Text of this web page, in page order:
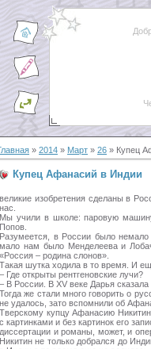
» 2014 » Март » 26 » Купец
Купец Афанасий в Индии
великие изобретения сделаны в
нас.
Мы учили в школе: паровую
Попов.
Разумеется, в России было
мало нам было Менделеева и
«Россия – родина слонов».
Такая шутка ходила в то время. И
– Где открыты рентгеновские лучи?
– В России. В XV веке Дарья
Тогда же стали много говорить о
не удалось, зато вспомнили об
Тверскому купцу Афанасию
с картинками и без картинок его
диссертации и романы, может, и
Никитин не только добрался до